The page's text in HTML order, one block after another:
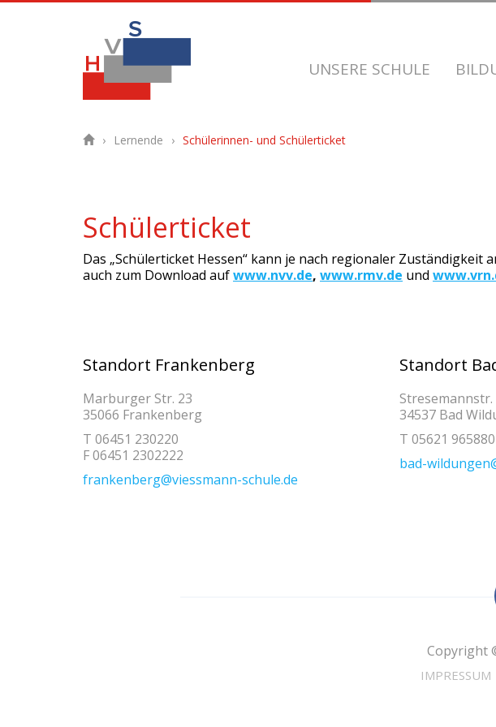
UNSERE SCHULE
Lernende Schülerinnen- und Schülerticket
Schülerticket
Das „Schülerticket Hessen“ kann je nach regionaler Zuständigkeit
auch zum Download aufwww.nvv.de, www.rmv.de und
Standort Frankenberg
Marburger Str. 23
35066 Frankenberg
T 06451 230220
F 06451 2302222
frankenberg@viessmann-schule.de
Standort
Stresemannstr.
34537 Bad
T 05621 965880
bad-
Copyright
IMPRESSUM